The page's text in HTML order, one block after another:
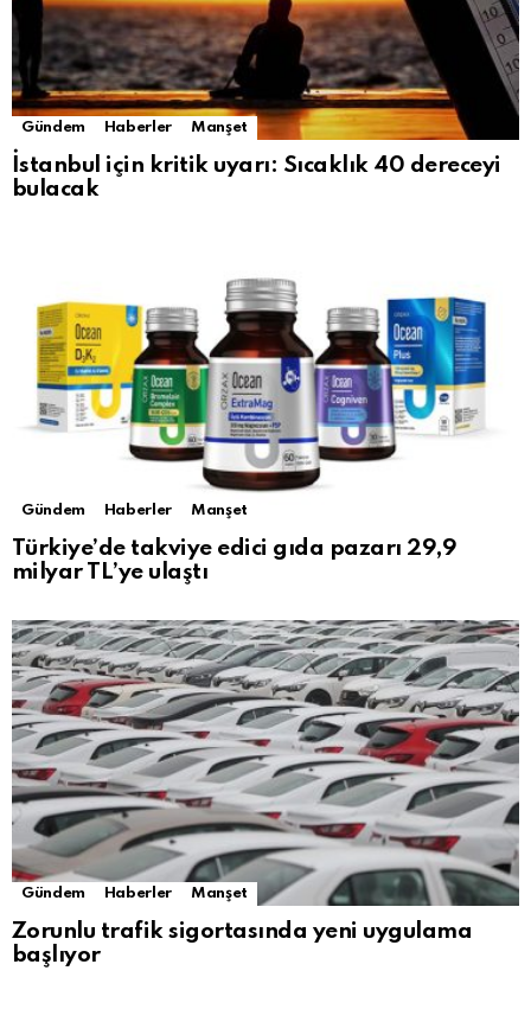
Gündem Haberler Manşet
İstanbul için kritik uyarı: Sıcaklık 40 dereceyi
bulacak
Gündem Haberler Manşet
Türkiye’de takviye edici gıda pazarı 29,9
milyar TL’ye ulaştı
Gündem Haberler Manşet
Zorunlu trafik sigortasında yeni uygulama
başlıyor